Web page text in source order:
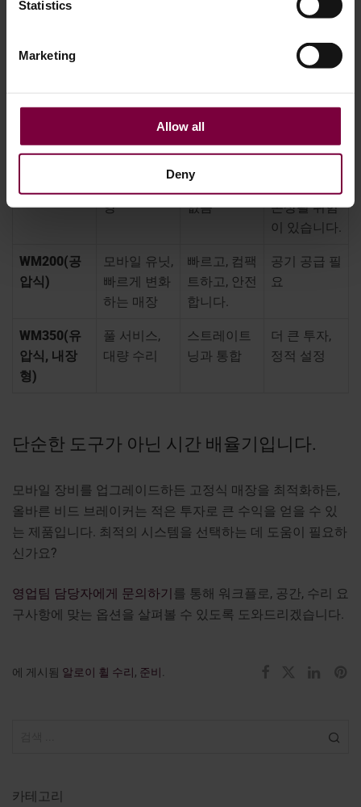
Statistics
Marketing
Allow all
Deny
타이어 비드 브레이커를 구매하려는 경우 다음과 같은 옵션
이 있습니다:
유형
이상적인 대
주요 이점 제한 사항
양
없음
손상될 위험
이 있습니다.
WM200(공
압식)
모바일 유닛,
빠르게 변화
하는 매장
빠르고, 컴팩
트하고, 안전
합니다.
공기 공급 필
요
WM350(유
압식, 내장
형)
풀 서비스,
대량 수리
스트레이트
닝과 통합
더 큰 투자,
정적 설정
단순한 도구가 아닌 시간 배율기입니다.
모바일 장비를 업그레이드하든 고정식 매장을 최적화하든,
올바른 비드 브레이커는 적은 투자로 큰 수익을 얻을 수 있
는 제품입니다. 최적의 시스템을 선택하는 데 도움이 필요하
신가요?
영업팀 담당자에게 문의하기 를 통해 워크플로, 공간, 수리 요
구사항에 맞는 옵션을 살펴볼 수 있도록 도와드리겠습니다.
에 게시됨 알로이 휠 수리 , 준비
카테고리